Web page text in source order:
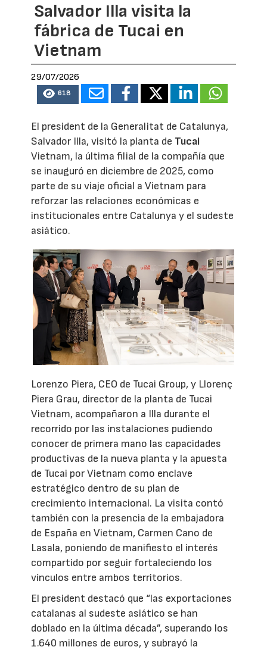
Salvador Illa visita la
fábrica de Tucai en
Vietnam
29/07/2026
618
El president de la Generalitat de Catalunya,
Salvador Illa, visitó la planta de Tucai
Vietnam, la última filial de la compañía que
se inauguró en diciembre de 2025, como
parte de su viaje oficial a Vietnam para
reforzar las relaciones económicas e
institucionales entre Catalunya y el sudeste
asiático.
Lorenzo Piera, CEO de Tucai Group, y Llorenç
Piera Grau, director de la planta de Tucai
Vietnam, acompañaron a Illa durante el
recorrido por las instalaciones pudiendo
conocer de primera mano las capacidades
productivas de la nueva planta y la apuesta
de Tucai por Vietnam como enclave
estratégico dentro de su plan de
crecimiento internacional. La visita contó
también con la presencia de la embajadora
de España en Vietnam, Carmen Cano de
Lasala, poniendo de manifiesto el interés
compartido por seguir fortaleciendo los
vínculos entre ambos territorios.
El president destacó que “las exportaciones
catalanas al sudeste asiático se han
doblado en la última década”, superando los
1.640 millones de euros, y subrayó la